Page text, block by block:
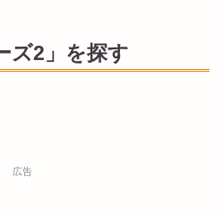
ズ2」を探す
広告